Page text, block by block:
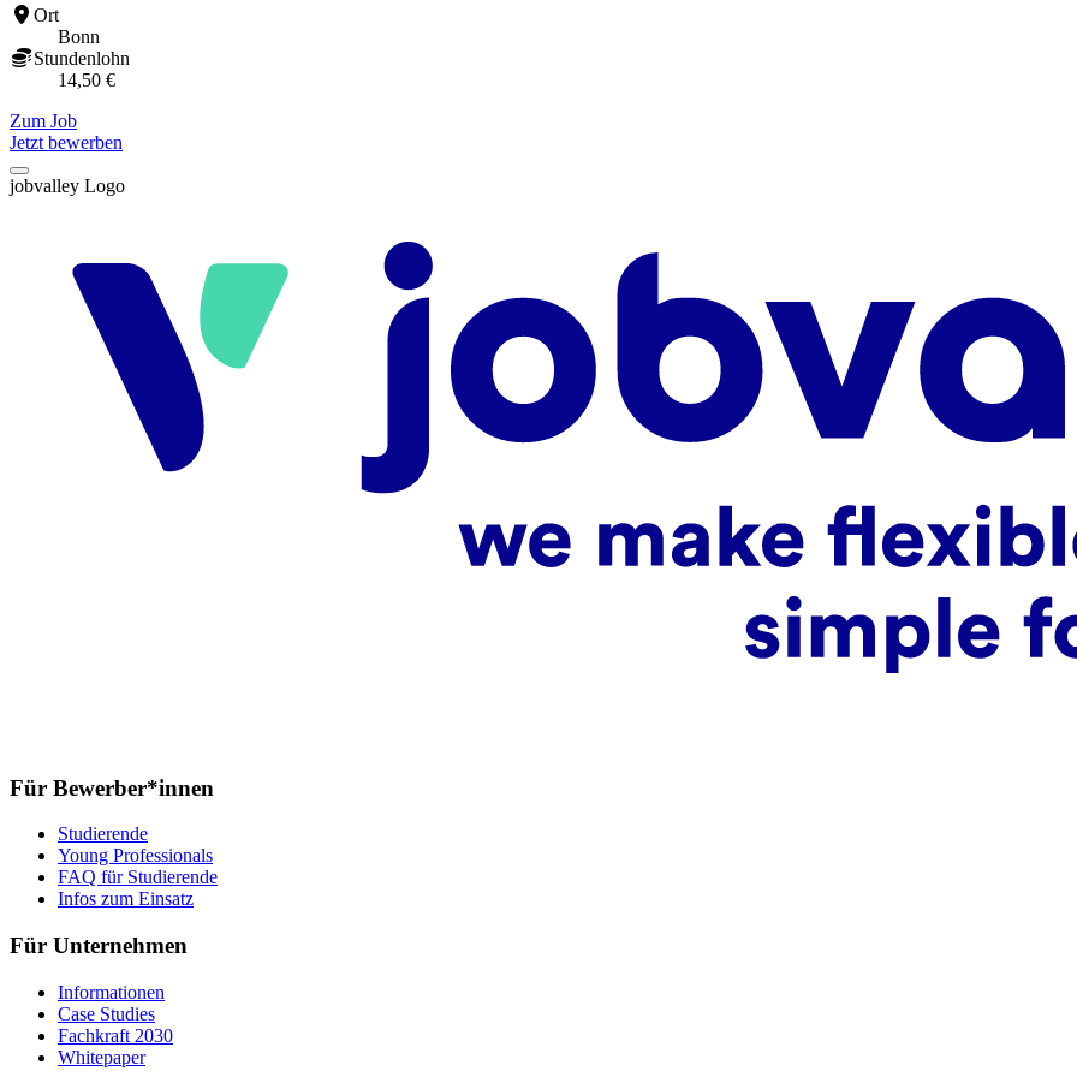
Ort
Bonn
Stundenlohn
14,50 €
Zum Job
Jetzt bewerben
jobvalley Logo
Für Bewerber*innen
Studierende
Young Professionals
FAQ für Studierende
Infos zum Einsatz
Für Unternehmen
Informationen
Case Studies
Fachkraft 2030
Whitepaper